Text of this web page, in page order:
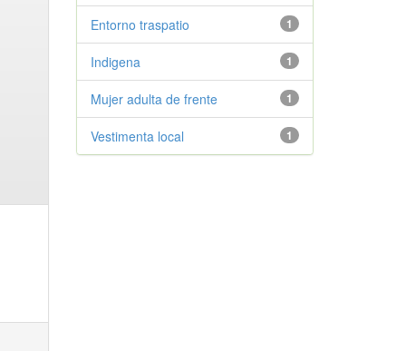
1
Entorno traspatio
1
Indigena
1
Mujer adulta de frente
1
Vestimenta local